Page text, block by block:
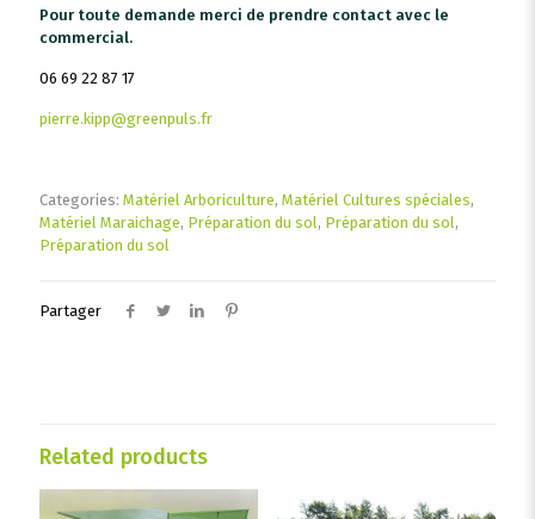
Pour toute demande merci de prendre contact avec le
commercial.
06 69 22 87 17
pierre.kipp@greenpuls.fr
Categories: Matériel Arboriculture, Matériel Cultures spéciales,
Matériel Maraichage, Préparation du sol, Préparation du sol,
Préparation du sol
Partager
Related products